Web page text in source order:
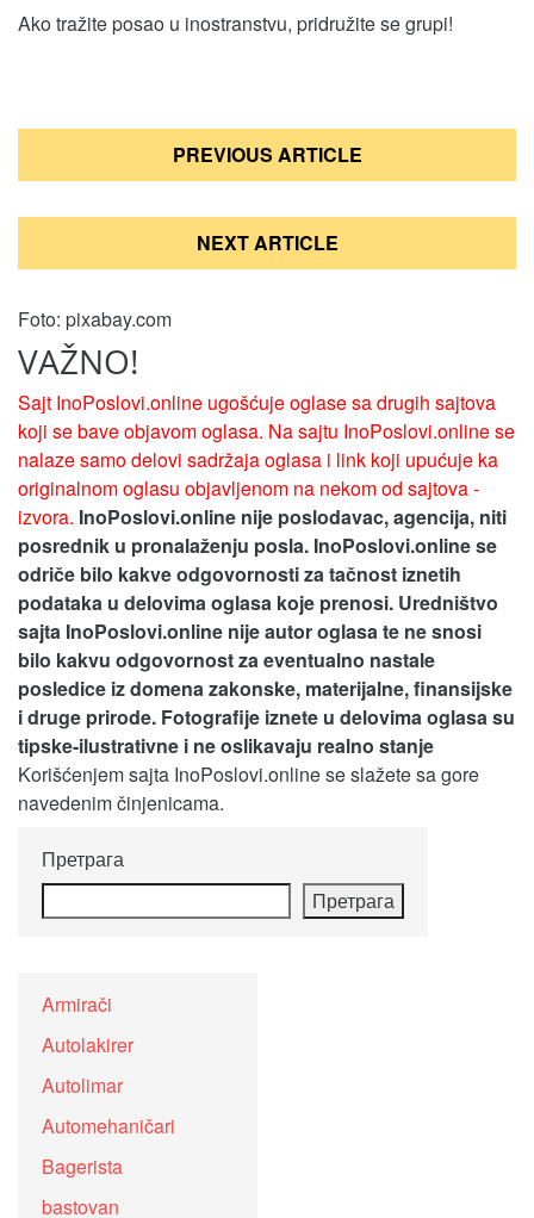
Ako tražite posao u inostranstvu, pridružite se grupi!
Кретање
PREVIOUS ARTICLE
NEXT ARTICLE
Foto: pixabay.com
VAŽNO!
Sajt InoPoslovi.online ugošćuje oglase sa drugih sajtova
koji se bave objavom oglasa. Na sajtu InoPoslovi.online se
nalaze samo delovi sadržaja oglasa i link koji upućuje ka
originalnom oglasu objavljenom na nekom od sajtova -
izvora. InoPoslovi.online nije poslodavac, agencija, niti
posrednik u pronalaženju posla. InoPoslovi.online se
odriče bilo kakve odgovornosti za tačnost iznetih
podataka u delovima oglasa koje prenosi. Uredništvo
sajta InoPoslovi.online nije autor oglasa te ne snosi
bilo kakvu odgovornost za eventualno nastale
posledice iz domena zakonske, materijalne, finansijske
i druge prirode. Fotografije iznete u delovima oglasa su
tipske-ilustrativne i ne oslikavaju realno stanje
Korišćenjem sajta InoPoslovi.online se slažete sa gore
navedenim činjenicama.
Претрага
Претрага
Armirači
Autolakirer
Autolimar
Automehaničari
Bagerista
bastovan